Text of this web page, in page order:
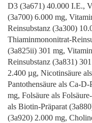
D3 (3a671) 40.000 I.E.,
(3a700) 6.000 mg,
Reinsubstanz (3a300)
Thiaminmononitrat-
(3a825ii) 301 mg,
Reinsubstanz (3a831)
2.400 µg, Nicotinsäure
Pantothensäure als Ca-
mg, Folsäure als
als Biotin-Präparat
(3a920) 2.000 mg,